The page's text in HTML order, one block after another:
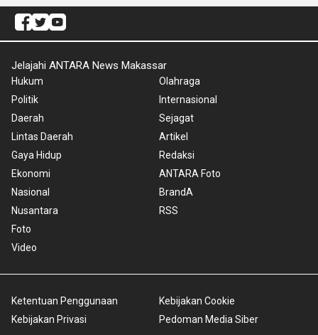
Jelajahi ANTARA News Makassar
Hukum
Politik
Daerah
Lintas Daerah
Gaya Hidup
Ekonomi
Nasional
Nusantara
Foto
Video
Olahraga
Internasional
Sejagat
Artikel
Redaksi
ANTARA Foto
BrandA
RSS
Ketentuan Penggunaan
Kebijakan Privasi
Kebijakan Cookie
Pedoman Media Siber